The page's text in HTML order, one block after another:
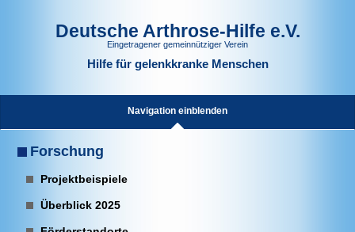
Deutsche Arthrose-Hilfe e.V.
Eingetragener gemeinnütziger Verein
Hilfe für gelenkkranke Menschen
Navigation einblenden
Forschung
Projektbeispiele
Überblick 2025